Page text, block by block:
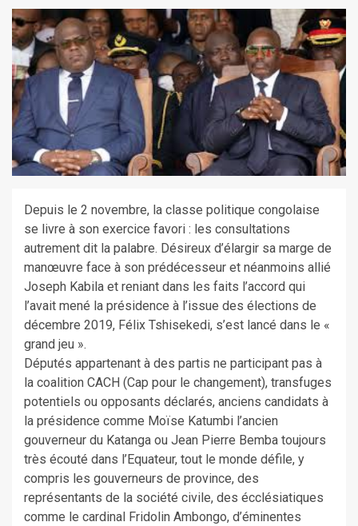
Depuis le 2 novembre, la classe politique congolaise
se livre à son exercice favori : les consultations
autrement dit la palabre. Désireux d’élargir sa marge de
manœuvre face à son prédécesseur et néanmoins allié
Joseph Kabila et reniant dans les faits l’accord qui
l’avait mené la présidence à l’issue des élections de
décembre 2019, Félix Tshisekedi, s’est lancé dans le «
grand jeu ».
Députés appartenant à des partis ne participant pas à
la coalition CACH (Cap pour le changement), transfuges
potentiels ou opposants déclarés, anciens candidats à
la présidence comme Moïse Katumbi l’ancien
gouverneur du Katanga ou Jean Pierre Bemba toujours
très écouté dans l’Equateur, tout le monde défile, y
compris les gouverneurs de province, des
représentants de la société civile, des écclésiatiques
comme le cardinal Fridolin Ambongo, d’éminentes